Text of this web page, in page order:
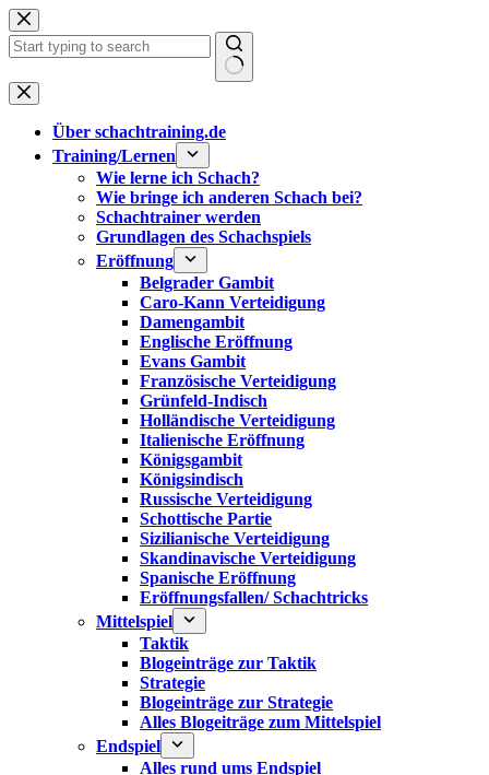
Zum
Inhalt
springen
Keine
Ergebnisse
Über schachtraining.de
Training/Lernen
Wie lerne ich Schach?
Wie bringe ich anderen Schach bei?
Schachtrainer werden
Grundlagen des Schachspiels
Eröffnung
Belgrader Gambit
Caro-Kann Verteidigung
Damengambit
Englische Eröffnung
Evans Gambit
Französische Verteidigung
Grünfeld-Indisch
Holländische Verteidigung
Italienische Eröffnung
Königsgambit
Königsindisch
Russische Verteidigung
Schottische Partie
Sizilianische Verteidigung
Skandinavische Verteidigung
Spanische Eröffnung
Eröffnungsfallen/ Schachtricks
Mittelspiel
Taktik
Blogeinträge zur Taktik
Strategie
Blogeinträge zur Strategie
Alles Blogeiträge zum Mittelspiel
Endspiel
Alles rund ums Endspiel